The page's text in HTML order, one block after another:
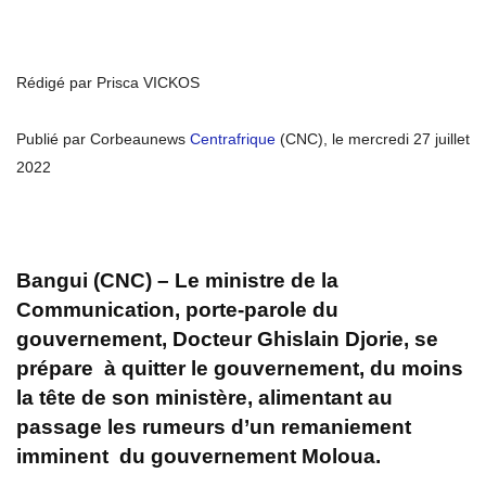
Rédigé par Prisca VICKOS
Publié par Corbeaunews Centrafrique (CNC), le mercredi 27 juillet
2022
Bangui (CNC) – Le ministre de la
Communication, porte-parole du
gouvernement, Docteur Ghislain Djorie, se
prépare à quitter le gouvernement, du moins
la tête de son ministère, alimentant au
passage les rumeurs d’un remaniement
imminent du gouvernement Moloua.